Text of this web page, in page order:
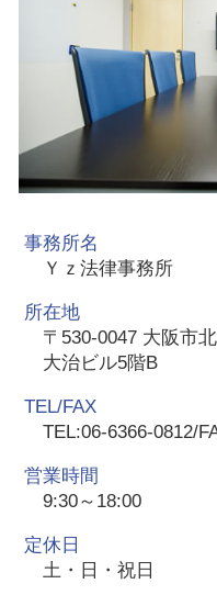
事務所名
Ｙｚ法律事務所
所在地
〒530-0047 大阪市
大治ビル5階B
TEL/FAX
TEL:06-6366-0812/
営業時間
9:30～18:00
定休日
土・日・祝日